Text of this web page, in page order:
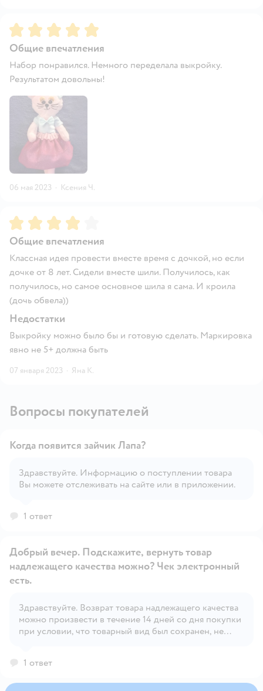
Рейтинг:5
Общие впечатления
Набор понравился. Немного переделала выкройку.
Результатом довольны!
06 мая 2023 · Ксения Ч.
Рейтинг:4
Общие впечатления
Классная идея провести вместе время с дочкой, но если
дочке от 8 лет. Сидели вместе шили. Получилось, как
получилось, но самое основное шила я сама. И кроила
(дочь обвела))
Недостатки
Выкройку можно было бы и готовую сделать. Маркировка
явно не 5+ должна быть
07 января 2023 · Яна К.
Вопросы покупателей
Открыть вопрос
Когда появится зайчик Лапа?
Здравствуйте. Информацию о поступлении товара
Вы можете отслеживать на сайте или в приложении.
1 ответ
Открыть вопрос
Добрый вечер. Подскажите, вернуть товар
надлежащего качества можно? Чек электронный
есть.
Здравствуйте. Возврат товара надлежащего качества
можно произвести в течение 14 дней со дня покупки
при условии, что товарный вид был сохранен, не
запрещен.
1 ответ